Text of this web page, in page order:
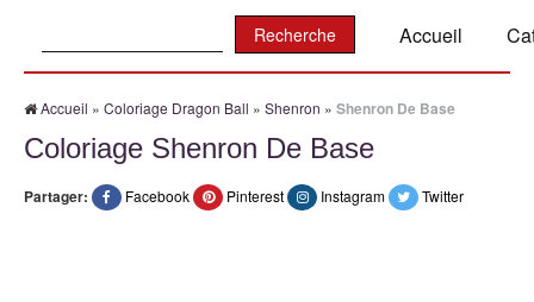
Accueil
Accueil » Coloriage Dragon Ball » Shenron » Shenron De Base
Coloriage Shenron De Base
Partager: Facebook Pinterest Instagram Twitter